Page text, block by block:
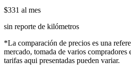
$331 al mes
sin reporte de kilómetros
*La comparación de precios es una
mercado, tomada de varios compradores
tarifas aqui presentadas pueden variar.